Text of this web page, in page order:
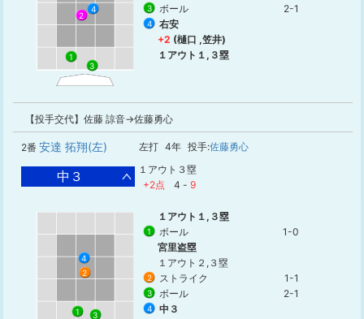
1
2
3
4 3 ボール 2-1
4
右安
+2 (樋口 ,笠井)
１アウト１,３塁
【投手交代】佐藤 諒音→佐藤勇心
2番 安達 拓翔(左) 左打 4年 投手:佐藤勇心
中３
１アウト３塁
+2点
4 - 9
1
2
3
4
１アウト１,３塁
1 ボール
1-0
宮里盗塁
１アウト２,３塁
2 ストライク 1-1
3 ボール 2-1
4
中３